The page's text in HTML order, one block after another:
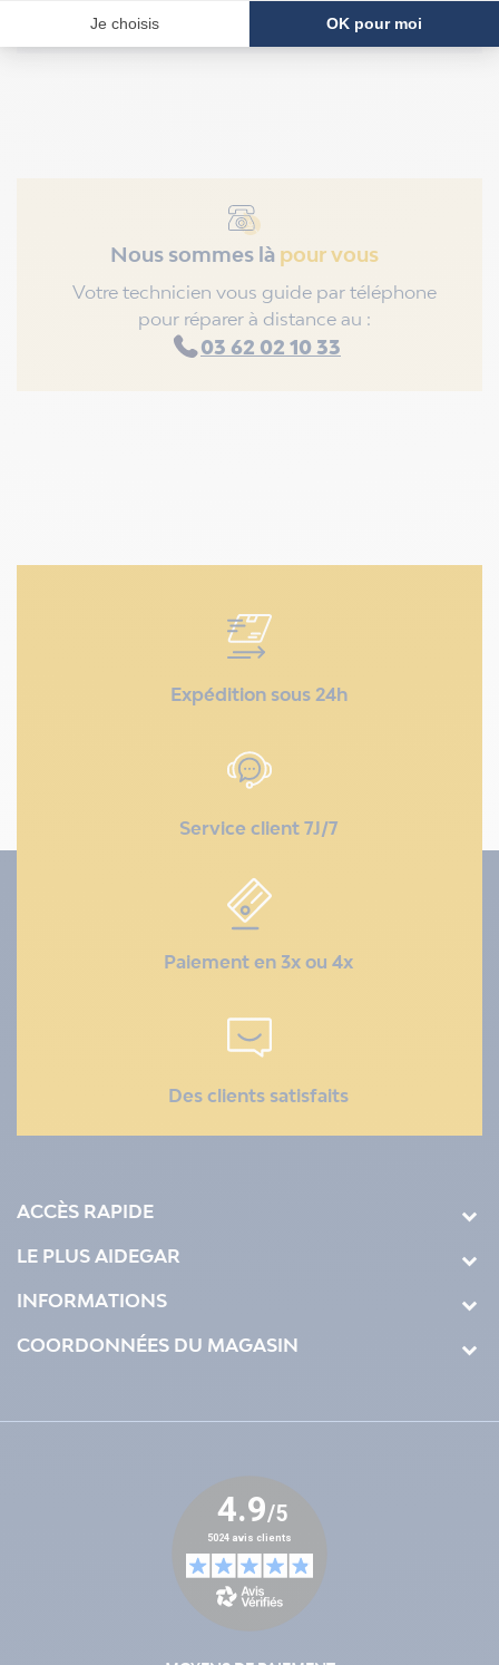
Integraport
Nous sommes là pour vous
Votre technicien vous guide par téléphone
pour réparer à distance au :
03 62 02 10 33
Expédition sous 24h
Service client 7J/7
Paiement en 3x ou 4x
Des clients satisfaits
ACCÈS RAPIDE
LE PLUS AIDEGAR
INFORMATIONS
COORDONNÉES DU MAGASIN